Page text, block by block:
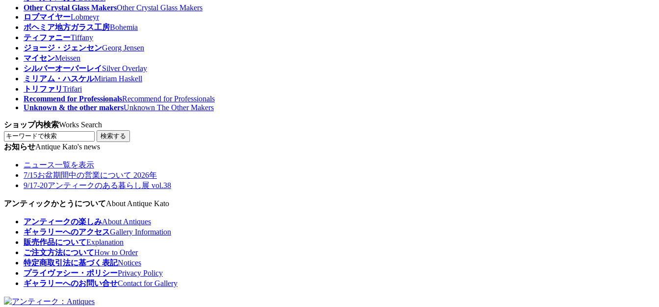
Other Crystal Glass MakersOther Crystal Glass Makers
ロブマイヤーLobmeyr
ボヘミア地方ガラス工房Bohemia
ティファニーTiffany
ジョージ・ジェンセンGeorg Jensen
マイセンMeissen
シルバーオーバーレイSilver Overlay
ミリアム・ハスケルMiriam Haskell
トリファリTrifari
Recommend for ProfessionalsRecommend for Professionals
Unknown & the other makersUnknown The Other Makers
ショップ内検索Works Search
検索する
お知らせAntique Kato's news
ニュース一覧を表示
7/15お盆期間中の営業について 2026年
9/17-20アンティークのある暮らし展 vol.38
アンティックかとうについてAbout Antique Kato
アンティークの楽しみAbout Antiques
ギャラリーへのアクセスGallery Information
販売作品についてExplanation
ご注文方法についてHow to Order
特定商取引法に基づく表記Notices
プライヴァシー・ポリシーPrivacy Policy
ギャラリーへのお問い合せContact for Gallery